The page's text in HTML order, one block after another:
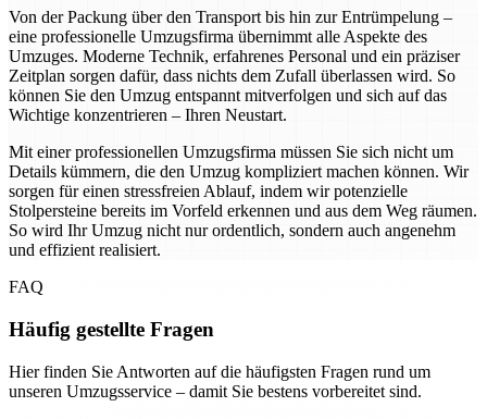
Von der Packung über den Transport bis hin zur Entrümpelung –
eine professionelle Umzugsfirma übernimmt alle Aspekte des
Umzuges. Moderne Technik, erfahrenes Personal und ein präziser
Zeitplan sorgen dafür, dass nichts dem Zufall überlassen wird. So
können Sie den Umzug entspannt mitverfolgen und sich auf das
Wichtige konzentrieren – Ihren Neustart.
Mit einer professionellen Umzugsfirma müssen Sie sich nicht um
Details kümmern, die den Umzug kompliziert machen können. Wir
sorgen für einen stressfreien Ablauf, indem wir potenzielle
Stolpersteine bereits im Vorfeld erkennen und aus dem Weg räumen.
So wird Ihr Umzug nicht nur ordentlich, sondern auch angenehm
und effizient realisiert.
FAQ
Häufig gestellte Fragen
Hier finden Sie Antworten auf die häufigsten Fragen rund um
unseren Umzugsservice – damit Sie bestens vorbereitet sind.